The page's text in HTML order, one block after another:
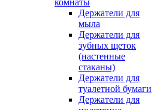
комнаты
Держатели для
мыла
Держатели для
зубных щеток
(настенные
стаканы)
Держатели для
туалетной бумаги
Держатели для